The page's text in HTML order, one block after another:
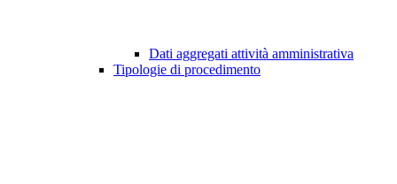
Dati aggregati attività amministrativa
Tipologie di procedimento